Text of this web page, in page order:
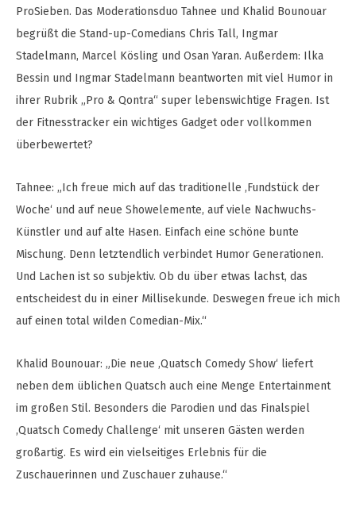
ProSieben. Das Moderationsduo Tahnee und Khalid Bounouar
begrüßt die Stand-up-Comedians Chris Tall, Ingmar
Stadelmann, Marcel Kösling und Osan Yaran. Außerdem: Ilka
Bessin und Ingmar Stadelmann beantworten mit viel Humor in
ihrer Rubrik „Pro & Qontra“ super lebenswichtige Fragen. Ist
der Fitnesstracker ein wichtiges Gadget oder vollkommen
überbewertet?
Tahnee: „Ich freue mich auf das traditionelle ‚Fundstück der
Woche‘ und auf neue Showelemente, auf viele Nachwuchs-
Künstler und auf alte Hasen. Einfach eine schöne bunte
Mischung. Denn letztendlich verbindet Humor Generationen.
Und Lachen ist so subjektiv. Ob du über etwas lachst, das
entscheidest du in einer Millisekunde. Deswegen freue ich mich
auf einen total wilden Comedian-Mix.“
Khalid Bounouar: „Die neue ‚Quatsch Comedy Show‘ liefert
neben dem üblichen Quatsch auch eine Menge Entertainment
im großen Stil. Besonders die Parodien und das Finalspiel
‚Quatsch Comedy Challenge‘ mit unseren Gästen werden
großartig. Es wird ein vielseitiges Erlebnis für die
Zuschauerinnen und Zuschauer zuhause.“